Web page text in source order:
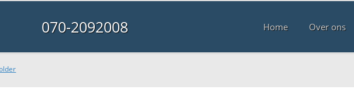
070-2092008 Home Over ons